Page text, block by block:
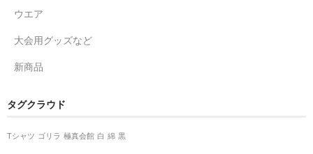
ウエア
大会用グッズなど
新商品
タグクラウド
Tシャツ ゴリラ 極真会館 白 綿 黒